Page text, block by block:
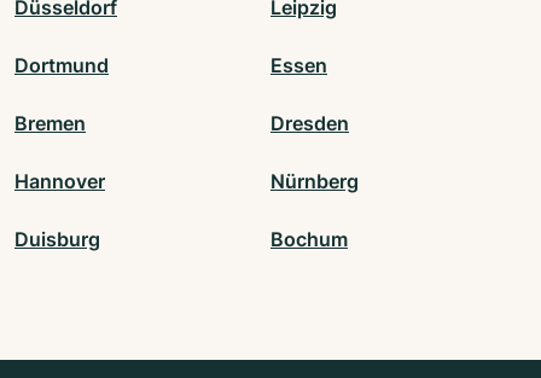
Düsseldorf Leipzig
Dortmund Essen
Bremen Dresden
Hannover Nürnberg
Duisburg Bochum